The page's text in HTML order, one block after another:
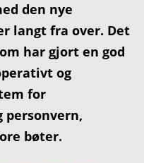
den nye
langt fra over. Det
har gjort en god
og
for
personvern,
bøter.